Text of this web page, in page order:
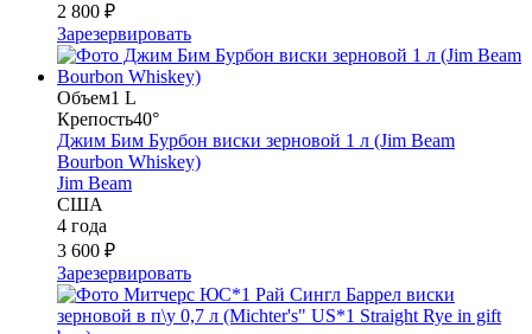
2 800 ₽
Зарезервировать
Объем1 L
Крепость40°
Джим Бим Бурбон виски зерновой 1 л (Jim Beam
Bourbon Whiskey)
Jim Beam
США
4 года
3 600 ₽
Зарезервировать